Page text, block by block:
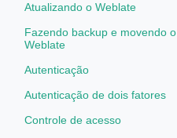
Atualizando o Weblate
Fazendo backup e movendo o
Weblate
Autenticação
Autenticação de dois fatores
Controle de acesso